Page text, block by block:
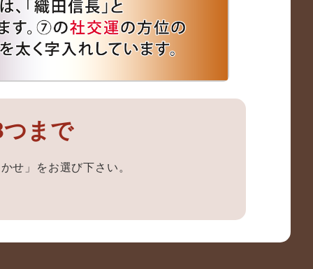
まで
せ」をお選び下さい。